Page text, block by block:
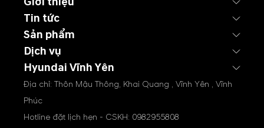
Tin tức
Sản phẩm
Dịch vụ
Hyundai Vĩnh Yên
Địa chỉ: Thôn Mậu Thông, Khai Quang , Vĩnh Yên , Vĩnh
Phúc
Hotline đặt lịch hẹn - CSKH: 0982955808